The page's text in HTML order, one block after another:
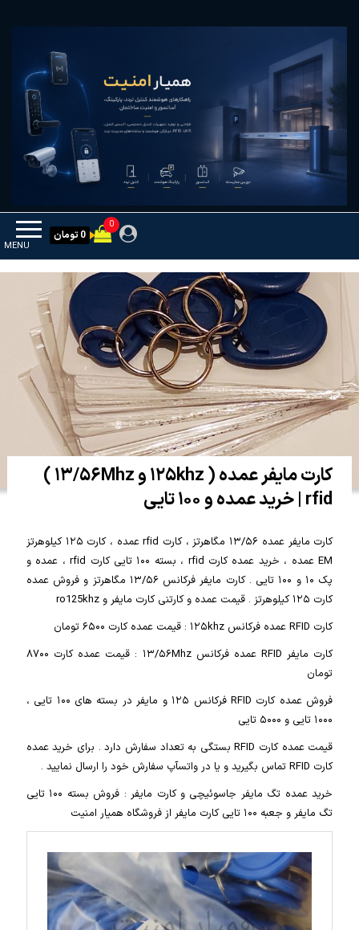
MENU
0
0 تومان
کارت مایفر عمده ( ۱۲۵khz و ۱۳/۵۶Mhz )
rfid | خرید عمده و ۱۰۰ تایی
کارت مایفر عمده ۱۳/۵۶ مگاهرتز ، کارت rfid عمده ، کارت ۱۲۵ کیلوهرتز
EM عمده ، خرید عمده کارت rfid ، بسته ۱۰۰ تایی کارت rfid ، عمده و
پک ۱۰ و ۱۰۰ تایی . کارت مایفر فرکانس ۱۳/۵۶ مگاهرتز و فروش عمده
کارت ۱۲۵ کیلوهرتز . قیمت عمده و کارتنی کارت مایفر و ro125khz
کارت RFID عمده فرکانس ۱۲۵khz : قیمت عمده کارت ۶۵۰۰ تومان
کارت مایفر RFID عمده فرکانس ۱۳/۵۶Mhz : قیمت عمده کارت ۸۷۰۰
تومان
فروش عمده کارت RFID فرکانس ۱۲۵ و مایفر در بسته های ۱۰۰ تایی ،
۱۰۰۰ تایی و ۵۰۰۰ تایی
قیمت عمده کارت RFID بستگی به تعداد سفارش دارد . برای خرید عمده
کارت RFID تماس بگیرید و یا در واتسآپ سفارش خود را ارسال نمایید .
خرید عمده تگ مایفر جاسوئیچی و کارت مایفر : فروش بسته ۱۰۰ تایی
تگ مایفر و جعبه ۱۰۰ تایی کارت مایفر از فروشگاه همیار امنیت